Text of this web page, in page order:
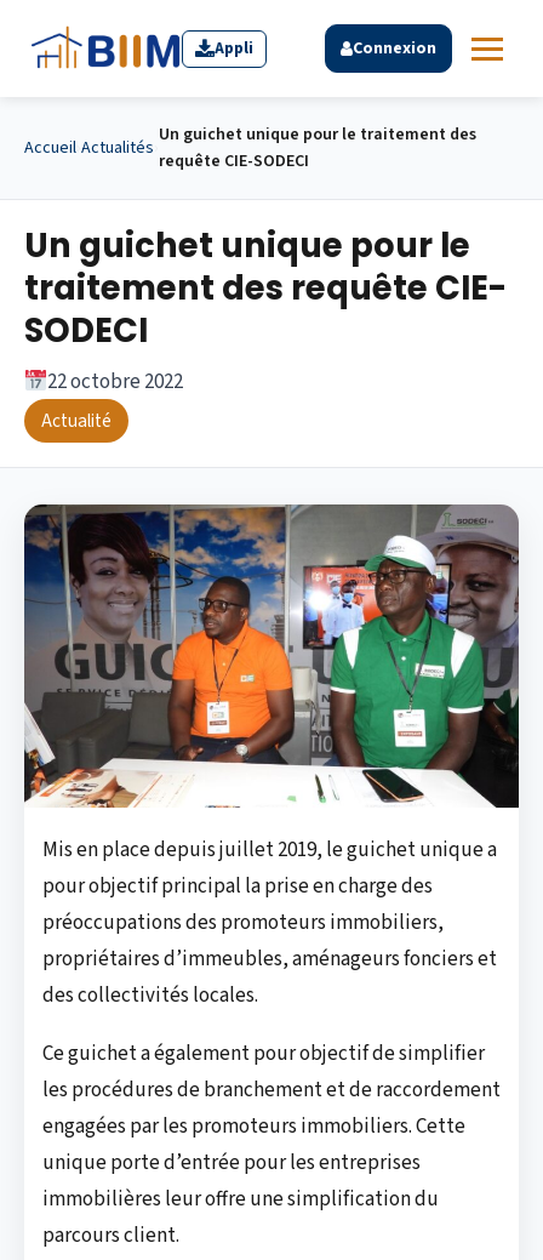
Appli Connexion
Accueil Actualités
Un guichet unique pour le traitement des
requête CIE-SODECI
Un guichet unique pour le
traitement des requête CIE-
SODECI
22 octobre 2022
Actualité
Mis en place depuis juillet 2019, le guichet unique a
pour objectif principal la prise en charge des
préoccupations des promoteurs immobiliers,
propriétaires d’immeubles, aménageurs fonciers et
des collectivités locales.
Ce guichet a également pour objectif de simplifier
les procédures de branchement et de raccordement
engagées par les promoteurs immobiliers. Cette
unique porte d’entrée pour lesentreprises
immobilières leur offre une simplification du
parcours client.